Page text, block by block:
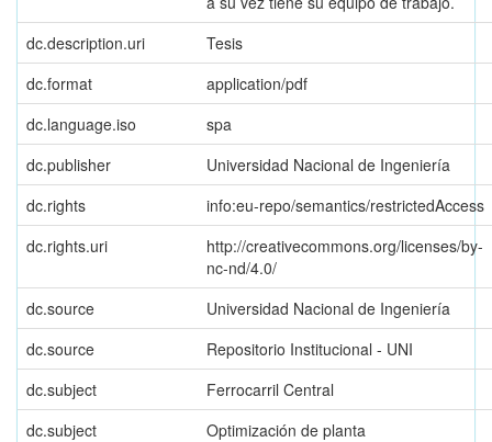
dc.description.uri
Tesis
dc.format
application/pdf
dc.language.iso
spa
dc.publisher
Universidad Nacional de Ingeniería
dc.rights
info:eu-repo/semantics/restrictedAccess
dc.rights.uri
http://creativecommons.org/licenses/by-
nc-nd/4.0/
dc.source
Universidad Nacional de Ingeniería
dc.source
Repositorio Institucional - UNI
dc.subject
Ferrocarril Central
dc.subject
Optimización de planta